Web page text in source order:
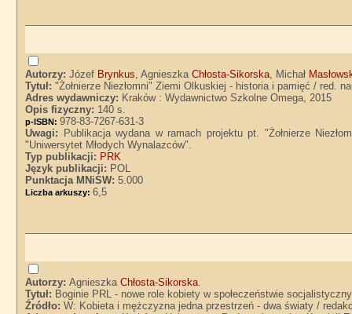
Autorzy:Józef Brynkus, AgnieszkaChłosta-Sikorska, Michał
Tytuł:"Żołnierze Niezłomni" Ziemi Olkuskiej - historia i pamięć / red.
Adres wydawniczy: Kraków : Wydawnictwo Szkolne Omega, 2015
Opis fizyczny: 140 s.
p-ISBN:978-83-7267-631-3
Uwagi:
Publikacja wydana w ramach projektu pt. "Żołnierze
"Uniwersytet Młodych Wynalazców".
Typ publikacji: PRK
Język publikacji: POL
Punktacja MNiSW:5.000
Liczba arkuszy:6,5
Autorzy:AgnieszkaChłosta-Sikorska.
Tytuł: Boginie PRL - nowe role kobiety w społeczeństwie
Źródło:W: Kobieta i mężczyzna jedna przestrzeń - dwa światy /